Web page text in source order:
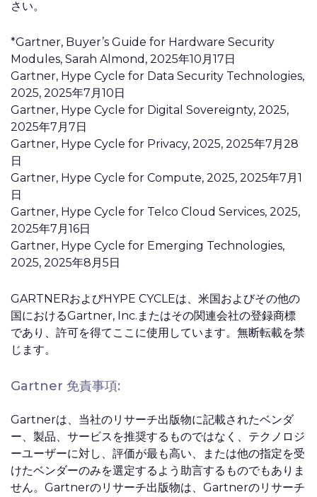
さい。
*Gartner, Buyer’s Guide for Hardware Security
Modules, Sarah Almond, 2025年10月17日
Gartner, Hype Cycle for Data Security Technologies,
2025, 2025年7月10日
Gartner, Hype Cycle for Digital Sovereignty, 2025,
2025年7月7日
Gartner, Hype Cycle for Privacy, 2025, 2025年7月28
日
Gartner, Hype Cycle for Compute, 2025, 2025年7月1
日
Gartner, Hype Cycle for Telco Cloud Services, 2025,
2025年7月16日
Gartner, Hype Cycle for Emerging Technologies,
2025, 2025年8月5日
GARTNERおよびHYPE CYCLEは、米国およびその他の
国におけるGartner, Inc.またはその関連会社の登録商標
であり、許可を得てここに使用しています。無断転載を禁
じます。
Gartner 免責事項:
Gartnerは、当社のリサーチ出版物に記載されたベンダ
ー、製品、サービスを推奨するものではなく、テクノロジ
ーユーザーに対し、評価が最も高い、または他の指定を受
けたベンダーのみを選定するよう助言するものでもありま
せん。Gartnerのリサーチ出版物は、Gartnerのリサーチ